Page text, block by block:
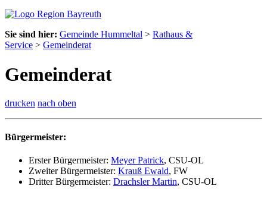
Sie sind hier: Gemeinde Hummeltal > Rathaus &
Service > Gemeinderat
Gemeinderat
drucken nach oben
Bürgermeister:
Erster Bürgermeister: Meyer Patrick, CSU-OL
Zweiter Bürgermeister: Krauß Ewald, FW
Dritter Bürgermeister: Drachsler Martin, CSU-OL